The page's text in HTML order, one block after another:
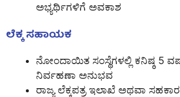
ಅಭ್ಯರ್ಥಿಗಳಿಗೆ ಅವಕಾಶ
ಲೆಕ್ಕ ಸಹಾಯಕ
ನೋಂದಾಯಿತ ಸಂಸ್ಥೆಗಳಲ್ಲಿ ಕನಿಷ್ಠ 5
ನಿರ್ವಹಣಾ ಅನುಭವ
ರಾಜ್ಯ ಲೆಕ್ಕಪತ್ರ ಇಲಾಖೆ ಅಥವಾ